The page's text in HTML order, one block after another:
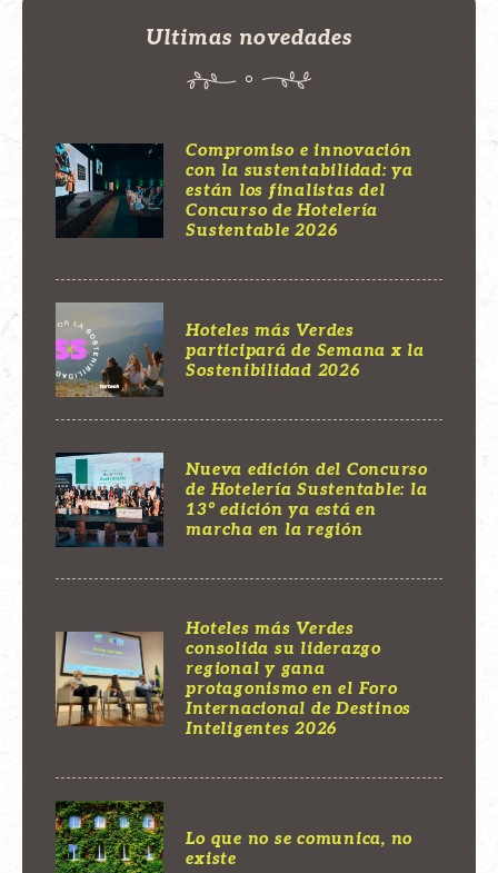
Ultimas novedades
Compromiso e innovación
con la sustentabilidad: ya
están los finalistas del
Concurso de Hotelería
Sustentable 2026
Hoteles más Verdes
participará de Semana x la
Sostenibilidad 2026
Nueva edición del Concurso
de Hotelería Sustentable: la
13° edición ya está en
marcha en la región
Hoteles más Verdes
consolida su liderazgo
regional y gana
protagonismo en el Foro
Internacional de Destinos
Inteligentes 2026
Lo que no se comunica, no
existe